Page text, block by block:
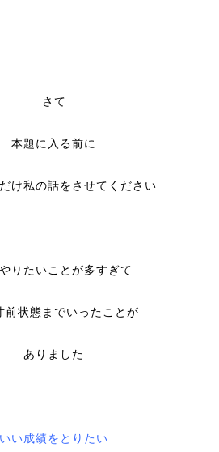
さて
本題に入る前に
け私の話をさせてください
りたいことが多すぎて
前状態までいったことが
ありました
いい成績をとりたい